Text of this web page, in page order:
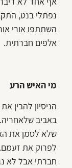
נפתלי בנט,
השתתפו אורי
אלפים חברתית.
מי האיש הרע
הניסיון
באביב
שלא לסמן את
לפרוק את
חברתי אבל לא